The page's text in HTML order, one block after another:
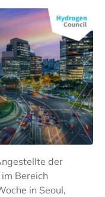
der
Bereich
in Seoul,